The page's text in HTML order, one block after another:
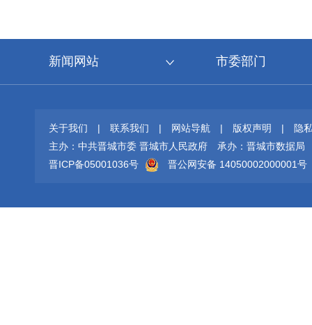
新闻网站 市委部门
关于我们 | 联系我们 | 网站导航 | 版权声明 |
隐
主办：中共晋城市委 晋城市人民政府
承办：晋城市数据局
晋ICP备05001036号
晋公网安备 14050002000001号